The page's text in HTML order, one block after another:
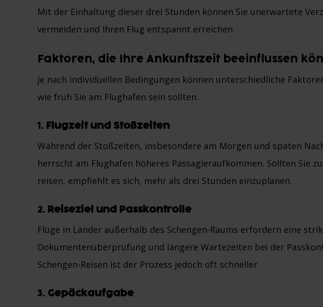
Mit der Einhaltung dieser drei Stunden können Sie unerwartete
vermeiden und Ihren Flug entspannt erreichen.
Faktoren, die Ihre Ankunftszeit beeinflussen
Je nach individuellen Bedingungen können unterschiedliche
wie früh Sie am Flughafen sein sollten.
1. Flugzeit und Stoßzeiten
Während der Stoßzeiten, insbesondere am Morgen und späten
herrscht am Flughafen höheres Passagieraufkommen. Sollten Sie
reisen, empfiehlt es sich, mehr als drei Stunden einzuplanen.
2. Reiseziel und Passkontrolle
Flüge in Länder außerhalb des Schengen-Raums erfordern eine
Dokumentenüberprüfung und längere Wartezeiten bei der
Schengen-Reisen ist der Prozess jedoch oft schneller.
3. Gepäckaufgabe